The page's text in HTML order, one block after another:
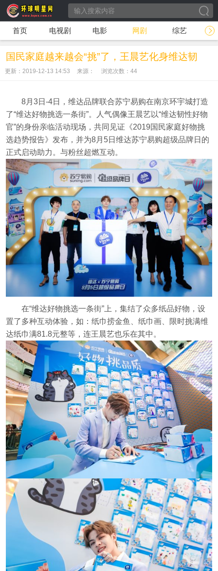
首页 电视剧 电影 网剧 综艺
国民家庭越来越会“挑”了，王晨艺化身维达韧
更新：2019-12-13 14:53 来源： 浏览次数： 44
8月3日-4日，维达品牌联合苏宁易购在南京环宇城打造
了“维达好物挑选一条街”。人气偶像王晨艺以“维达韧性好物
官”的身份亲临活动现场，共同见证《2019国民家庭好物挑
选趋势报告》发布，并为8月5日维达苏宁易购超级品牌日的
正式启动助力。与粉丝超燃互动。
在“维达好物挑选一条街”上，集结了众多纸品好物，设
置了多种互动体验，如：纸巾捞金鱼、纸巾画、限时挑满维
达纸巾满81.8元整等，连王晨艺也乐在其中。